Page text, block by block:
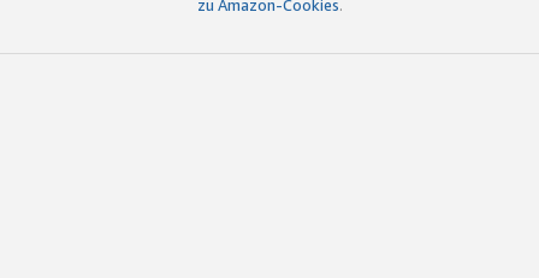
zu Amazon-Cookies.